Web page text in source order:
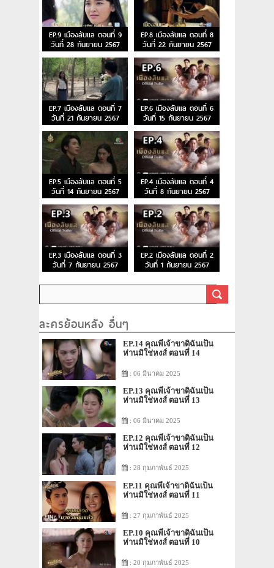
EP.9 เมืองลับแล ตอนที่ 9
วันที่ 28 กันยายน 2567
EP.8 เมืองลับแล ตอนที่ 8
วันที่ 22 กันยายน 2567
EP.7 เมืองลับแล ตอนที่ 7
วันที่ 21 กันยายน 2567
EP.6 เมืองลับแล ตอนที่ 6
วันที่ 15 กันยายน 2567
EP.5 เมืองลับแล ตอนที่ 5
วันที่ 14 กันยายน 2567
EP.4 เมืองลับแล ตอนที่ 4
วันที่ 8 กันยายน 2567
EP.3 เมืองลับแล ตอนที่ 3
วันที่ 7 กันยายน 2567
EP.2 เมืองลับแล ตอนที่ 2
วันที่ 1 กันยายน 2567
ละครย้อนหลัง อื่นๆ
EP.14 คุณพี่เจ้าขาดิฉันเป็น
ห่านมิใช่หงส์ ตอนที่ 14
: 06 มีนาคม 2025
EP.13 คุณพี่เจ้าขาดิฉันเป็น
ห่านมิใช่หงส์ ตอนที่ 13
: 06 มีนาคม 2025
EP.12 คุณพี่เจ้าขาดิฉันเป็น
ห่านมิใช่หงส์ ตอนที่ 12
: 28 กุมภาพันธ์ 2025
EP.11 คุณพี่เจ้าขาดิฉันเป็น
ห่านมิใช่หงส์ ตอนที่ 11
: 27 กุมภาพันธ์ 2025
EP.10 คุณพี่เจ้าขาดิฉันเป็น
ห่านมิใช่หงส์ ตอนที่ 10
: 20 กุมภาพันธ์ 2025